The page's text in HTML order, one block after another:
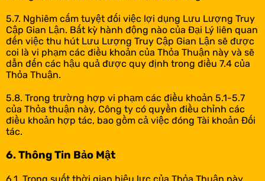
5.7. Nghiêm cấm tuyệt đối việc lợi dụng Lưu Lượng Truy
Cập Gian Lận. Bất kỳ hành động nào của Đại Lý liên quan
đến việc thu hút Lưu Lượng Truy Cập Gian Lận sẽ được
coi là vi phạm các điều khoản của Thỏa Thuận này và sẽ
dẫn đến các hậu quả được quy định trong điều 7.4 của
Thỏa Thuận.
5.8. Trong trường hợp vi phạm các điều khoản 5.1-5.7
của Thỏa thuận này, Công ty có quyền điều chỉnh các
điều khoản hợp tác, bao gồm cả việc đóng Tài khoản Đối
tác.
6. Thông Tin Bảo Mật